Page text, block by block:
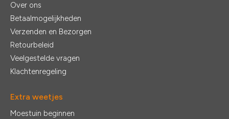
Over ons
Betaalmogelijkheden
Verzenden en Bezorgen
Retourbeleid
Veelgestelde vragen
Klachtenregeling
Extra weetjes
Moestuin beginnen